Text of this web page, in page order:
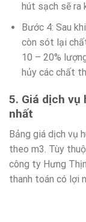
hút sạch sẽ ra
Bước 4: Sau
còn sót lại
10 – 20%
hủy các chất
5. Giá dịch vụ
nhất
Bảng giá dịch vụ
theo m3. Tùy
công ty Hưng
thanh toán có lợi